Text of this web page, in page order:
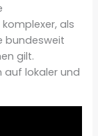
als
bundesweit
gilt.
auf lokaler und